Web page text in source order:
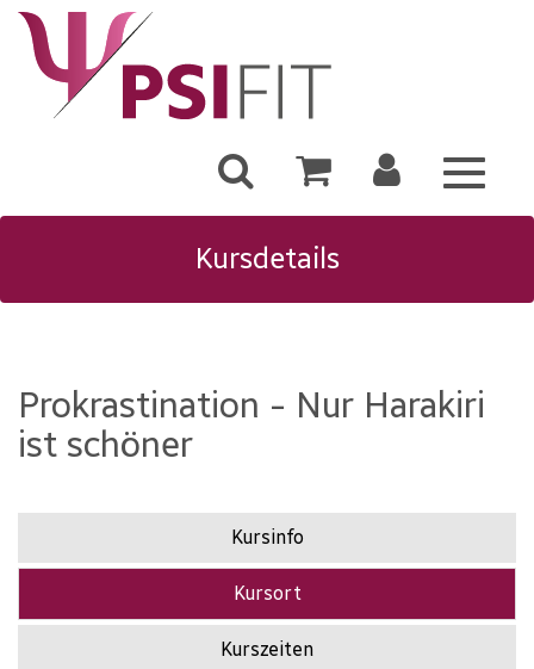
Toggle
Kursdetails
Prokrastination - Nur Harakiri
ist schöner
Kursinfo
Kursort
Kurszeiten